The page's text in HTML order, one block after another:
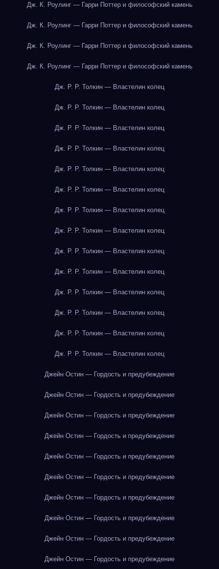
Дж. К. Роулинг — Гарри Поттер и философский камень
Дж. К. Роулинг — Гарри Поттер и философский камень
Дж. К. Роулинг — Гарри Поттер и философский камень
Дж. К. Роулинг — Гарри Поттер и философский камень
Дж. Р. Р. Толкин — Властелин колец
Дж. Р. Р. Толкин — Властелин колец
Дж. Р. Р. Толкин — Властелин колец
Дж. Р. Р. Толкин — Властелин колец
Дж. Р. Р. Толкин — Властелин колец
Дж. Р. Р. Толкин — Властелин колец
Дж. Р. Р. Толкин — Властелин колец
Дж. Р. Р. Толкин — Властелин колец
Дж. Р. Р. Толкин — Властелин колец
Дж. Р. Р. Толкин — Властелин колец
Дж. Р. Р. Толкин — Властелин колец
Дж. Р. Р. Толкин — Властелин колец
Дж. Р. Р. Толкин — Властелин колец
Дж. Р. Р. Толкин — Властелин колец
Джейн Остин — Гордость и предубеждение
Джейн Остин — Гордость и предубеждение
Джейн Остин — Гордость и предубеждение
Джейн Остин — Гордость и предубеждение
Джейн Остин — Гордость и предубеждение
Джейн Остин — Гордость и предубеждение
Джейн Остин — Гордость и предубеждение
Джейн Остин — Гордость и предубеждение
Джейн Остин — Гордость и предубеждение
Джейн Остин — Гордость и предубеждение